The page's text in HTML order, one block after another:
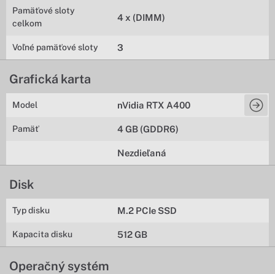
Pamäťové sloty
celkom
4 x (DIMM)
Voľné pamäťové sloty 3
Grafická karta
Model nVidia RTX A400
Pamäť 4 GB (GDDR6)
Nezdieľaná
Disk
Typ disku M.2 PCIe SSD
Kapacita disku 512 GB
Operačný systém